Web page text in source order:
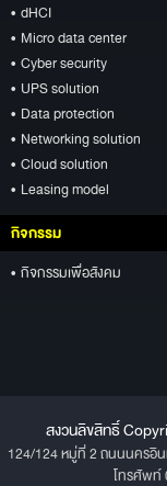
• dHCI
• Micro data center
• Cyber security
• UPS solution
• Data protection
• Networking solution
• Cloud solution
• Leasing model
กิจกรรม
• กิจกรรมเพื่อสังคม
สงวนลิขสิทธิ์
124/124 หมู่ที่ 2 ถนนนครอิ
โทรศัพท์